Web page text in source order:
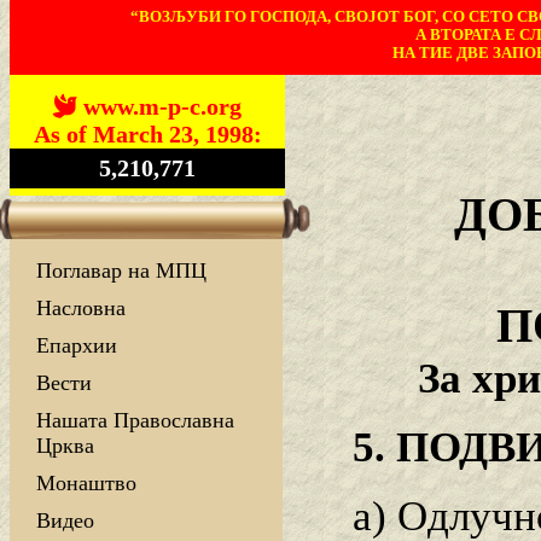
“ВОЗЉУБИ ГО ГОСПОДА, СВОЈОТ БОГ, СО СЕТО
А ВТОРАТА Е
НА ТИЕ ДВЕ
www.m-p-c.org
As of March 23, 1998:
5,210,771
Поглавар на МПЦ
Насловна
Епархии
Вести
Нашата Православна
Црква
Монаштво
Видео
За
5.
а)